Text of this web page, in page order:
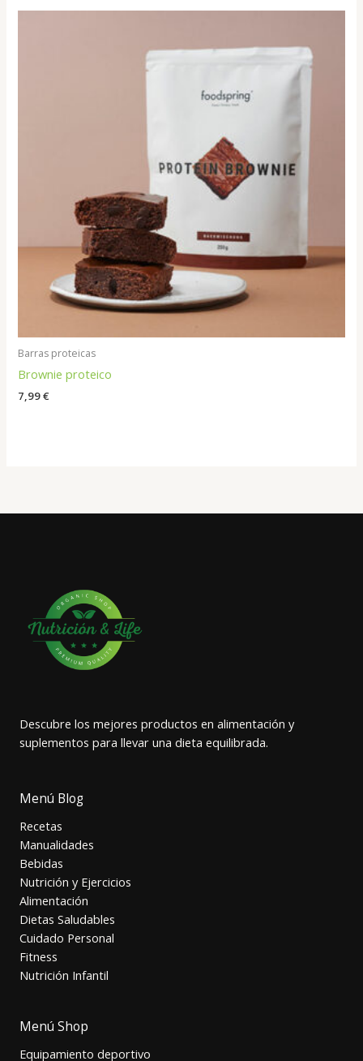
Barras proteicas
Brownie proteico
7,99€
Descubre los mejores productos en alimentación y
suplementos para llevar una dieta equilibrada.
Menú Blog
Recetas
Manualidades
Bebidas
Nutrición y Ejercicios
Alimentación
Dietas Saludables
Cuidado Personal
Fitness
Nutrición Infantil
Menú Shop
Equipamiento deportivo